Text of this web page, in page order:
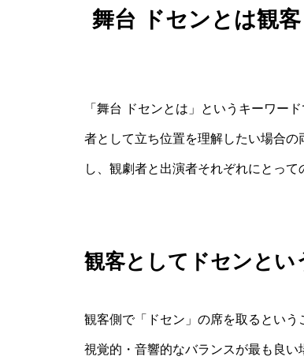
舞台 ドセンとは観
「舞台 ドセンとは」というキーワー
者として立ち位置を理解したい場合
し、観劇者と出演者それぞれにとって
観客としてドセンとい
観客側で「ドセン」の席を取るという
視覚的・音響的なバランスが最も良